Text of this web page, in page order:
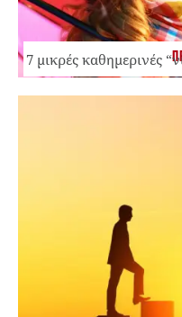
7 μικρές καθημερινές